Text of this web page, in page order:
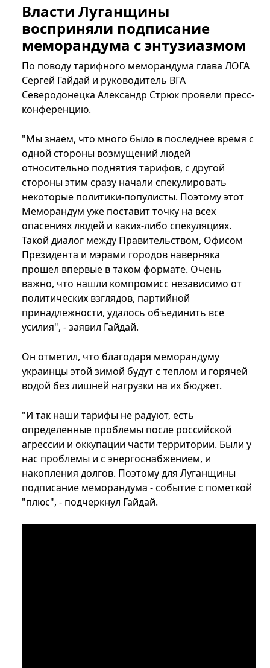
Власти Луганщины
восприняли подписание
меморандума с энтузиазмом
По поводу тарифного меморандума глава ЛОГА
Сергей Гайдай и руководитель ВГА
Северодонецка Александр Стрюк провели пресс-
конференцию.
"Мы знаем, что много было в последнее время с
одной стороны возмущений людей
относительно поднятия тарифов, с другой
стороны этим сразу начали спекулировать
некоторые политики-популисты. Поэтому этот
Меморандум уже поставит точку на всех
опасениях людей и каких-либо спекуляциях.
Такой диалог между Правительством, Офисом
Президента и мэрами городов наверняка
прошел впервые в таком формате. Очень
важно, что нашли компромисс независимо от
политических взглядов, партийной
принадлежности, удалось объединить все
усилия", - заявил Гайдай.
Он отметил, что благодаря меморандуму
украинцы этой зимой будут с теплом и горячей
водой без лишней нагрузки на их бюджет.
"И так наши тарифы не радуют, есть
определенные проблемы после российской
агрессии и оккупации части территории. Были у
нас проблемы и с энергоснабжением, и
накопления долгов. Поэтому для Луганщины
подписание меморандума - событие с пометкой
"плюс", - подчеркнул Гайдай.